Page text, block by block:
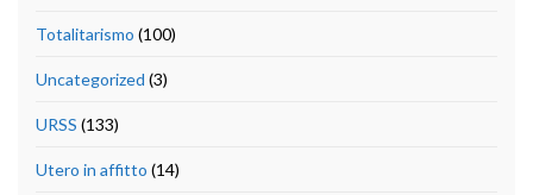
Totalitarismo (100)
Uncategorized (3)
URSS (133)
Utero in affitto (14)